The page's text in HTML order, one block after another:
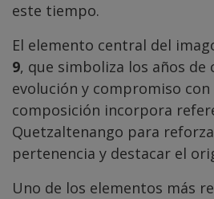
este tiempo.
El elemento central del
9, que simboliza los años de
evolución y compromiso
composición incorpora
Quetzaltenango para
pertenencia y destacar el
Uno de los elementos más